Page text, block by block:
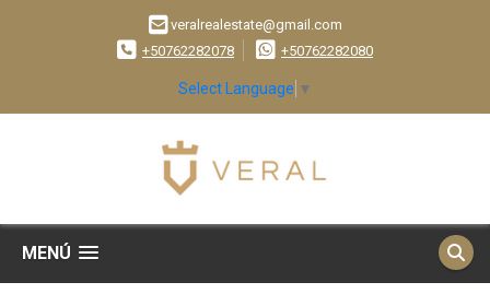
veralrealestate@gmail.com
+50762282078
+50762282080
Select Language ▼
MENÚ